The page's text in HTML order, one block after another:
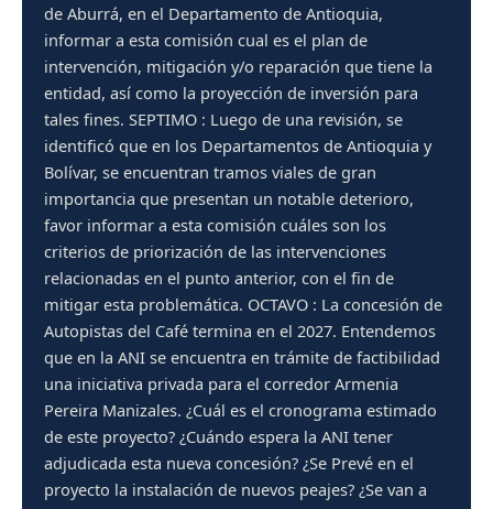
de Aburrá, en el Departamento de Antioquia,
informar a esta comisión cual es el plan de
intervención, mitigación y/o reparación que tiene la
entidad, así como la proyección de inversión para
tales fines. SEPTIMO : Luego de una revisión, se
identificó que en los Departamentos de Antioquia y
Bolívar, se encuentran tramos viales de gran
importancia que presentan un notable deterioro,
favor informar a esta comisión cuáles son los
criterios de priorización de las intervenciones
relacionadas en el punto anterior, con el fin de
mitigar esta problemática. OCTAVO : La concesión de
Autopistas del Café termina en el 2027. Entendemos
que en la ANI se encuentra en trámite de factibilidad
una iniciativa privada para el corredor Armenia
Pereira Manizales. ¿Cuál es el cronograma estimado
de este proyecto? ¿Cuándo espera la ANI tener
adjudicada esta nueva concesión? ¿Se Prevé en el
proyecto la instalación de nuevos peajes? ¿Se van a